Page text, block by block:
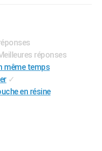
réponses
même temps
✓
en résine